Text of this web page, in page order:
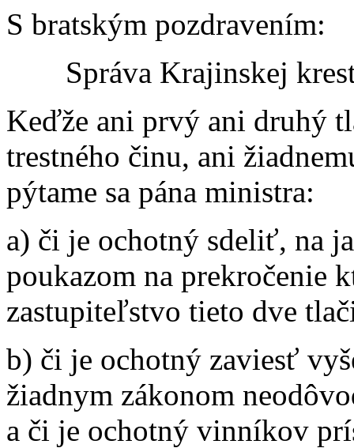
S bratským pozdravením:
Správa Krajinskej
Keďže ani prvý ani druhý
trestného činu, ani
pýtame sa pána ministra:
a) či je ochotný sdeliť, na
poukazom na prekročenie
zastupiteľstvo tieto dve
b) či je ochotný zaviesť
žiadnym zákonom
a či je ochotný vinníkov